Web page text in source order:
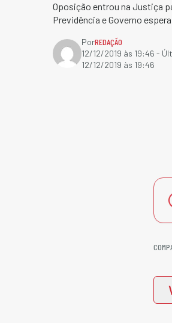
Oposição entrou na Justiça
Previdência e Governo
PorREDAÇÃO
12/12/2019 às 19:46 -
12/12/2019 às 19:46